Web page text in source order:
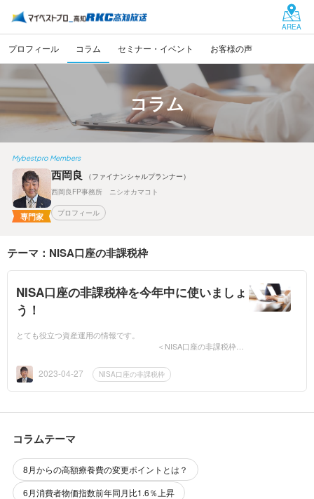
AREA
プロフィール コラム セミナー・イベント お客様の声
コラム
Mybestpro Members
専門家
西岡良
（ファイナンシャルプランナー）
西岡良FP事務所 ニシオカマコト
プロフィール
テーマ：NISA口座の非課税枠
NISA口座の非課税枠を今年中に使いましょ
う！
とても役立つ資産運用の情報です。
＜NISA口座の非課税枠を
でも遅くありま...
2023-04-27 NISA口座の非課税枠
コラムテーマ
8月からの高額療養費の変更ポイントとは？
6月消費者物価指数前年同月比1.6％上昇